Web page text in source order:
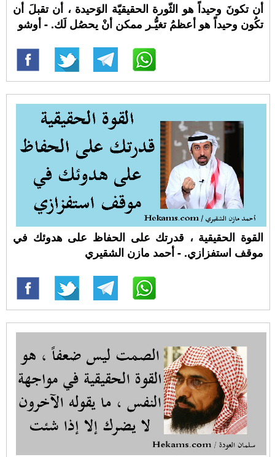
أن تكونَ وحيداً هو الثّورة الحقيقيّة الوَحيدة ، أن تقبلَ أن
تكُون وحيداً هو أعظمُ تغيُّـر ممكن أنْ يحصُل لَك. - أوشو
القوة الحقيقية ، قدرتك على الحفاظ على هدوئك في
موقف استفزازي. - أحمد مازن الشقيري